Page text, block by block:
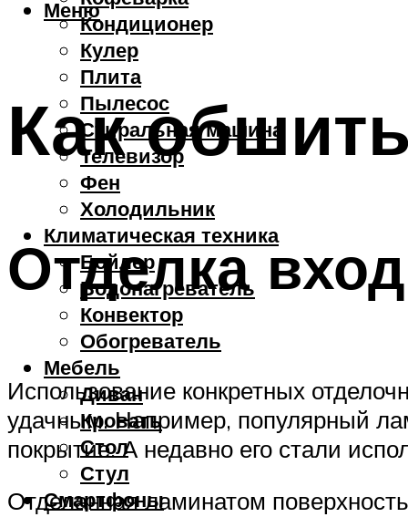
Кондиционер
Кулер
Плита
Пылесос
Стиральная машина
Телевизор
Фен
Холодильник
Климатическая техника
Бойлер
Водонагреватель
Конвектор
Обогреватель
Мебель
Диван
Кровать
Стол
Стул
Смартфоны
Меню
Как
Отделка
Использование конкретных
удачным. Например, популярный
покрытие. А недавно его стали
Отделанная ламинатом